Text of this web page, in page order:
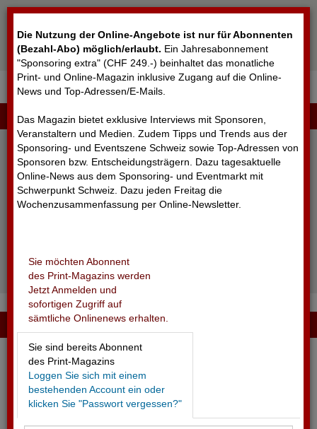
Die Nutzung der Online-Angebote ist nur für Abonnenten
(Bezahl-Abo) möglich/erlaubt. Ein Jahresabonnement
"Sponsoring extra" (CHF 249.-) beinhaltet das monatliche
Print- und Online-Magazin inklusive Zugang auf die Online-
News und Top-Adressen/E-Mails.
Das Magazin bietet exklusive Interviews mit Sponsoren,
Veranstaltern und Medien. Zudem Tipps und Trends aus der
Sponsoring- und Eventszene Schweiz sowie Top-Adressen von
Sponsoren bzw. Entscheidungsträgern. Dazu tagesaktuelle
Online-News aus dem Sponsoring- und Eventmarkt mit
Schwerpunkt Schweiz. Dazu jeden Freitag die
Wochenzusammenfassung per Online-Newsletter.
Sie möchten Abonnent
des Print-Magazins werden
Jetzt Anmelden und
sofortigen Zugriff auf
sämtliche Onlinenews erhalten.
Sie sind bereits Abonnent
des Print-Magazins
Loggen Sie sich mit einem
bestehenden Account ein oder
klicken Sie "Passwort vergessen?"
LOGIN
Passwort vergessen?
Noch nicht registriert?
05.05.2026 - BLACKROLL AG
Neue Partnerschaft mit Swiss Ice Hockey
Cookie-Einstellungen